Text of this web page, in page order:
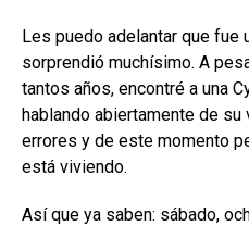
Les puedo adelantar que fue
sorprendió muchísimo. A
tantos años, encontré a una
hablando abiertamente de su
errores y de este momento
está viviendo.
Así que ya saben: sábado,